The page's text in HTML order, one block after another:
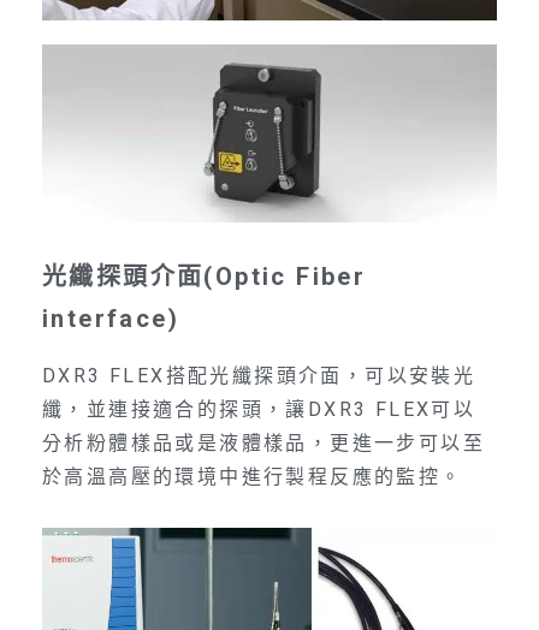
光纖探頭介面(Optic Fiber
interface)
DXR3 FLEX搭配光纖探頭介面，可以安裝光
纖，並連接適合的探頭，讓DXR3 FLEX可以
分析粉體樣品或是液體樣品，更進一步可以至
於高溫高壓的環境中進行製程反應的監控。